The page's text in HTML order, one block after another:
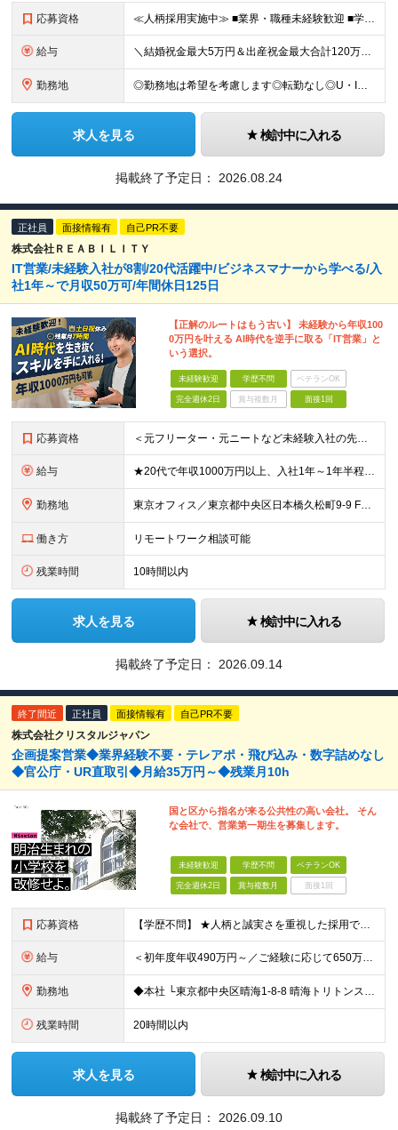
応募資格 ≪人柄採用実施中≫ ■業界・職種未経験歓迎 ■学歴不問 ■職歴や転職回数は一切不問 ■ブランクある方も相談可 ★育成前提の募集！ 今回の募集は事業拡大に伴う増員採用！ 欠員補充ではないため、 将来の
給与 ＼結婚祝金最大5万円＆出産祝金最大合計120万円！独自の手当をご用意／ 【東京】 月給28万700円～80万円＋歩合＋各種手当＋賞与年2回 【大阪】 月給26万8200円～80万円＋歩合＋各種手当＋
勤務地 ◎勤務地は希望を考慮します◎転勤なし◎U・Iターン歓迎 【本社】 大阪府大阪市西区京町堀１丁目１８−１５ 藤原ビル 2F ■以下、全国の各支店 ◎東北・関東エリア：仙台・千葉・東京第一（上野）・東
求人を見る 検討中に入れる
掲載終了予定日： 2026.08.24
正社員 面接情報有 自己PR不要
株式会社ＲＥＡＢＩＬＩＴＹ
IT営業/未経験入社が8割/20代活躍中/ビジネスマナーから学べる/入
社1年～で月収50万可/年間休日125日
【正解のルートはもう古い】 未経験から年収100
0万円を叶える AI時代を逆手に取る「IT営業」と
いう選択。
未経験歓迎 学歴不問 ベテランOK
完全週休2日 賞与複数月 面接1回
応募資格 ＜元フリーター・元ニートなど未経験入社の先輩が活躍中！＞ ＜未経験歓迎！スキルや経歴、ブランクなども一切問いません！＞ ■学歴不問 ■第二新卒歓迎 営業としてのビジネスマナーは入社後にちゃんと教えま
給与 ★20代で年収1000万円以上、入社1年～1年半程度で月収50万円の事例あり ★役職に応じてベース給与アップ 月給23万円〜＋各種手当 ※経験・スキルなどを考慮して決定します。 ※上記には固定残業代
勤務地 東京オフィス／東京都中央区日本橋久松町9-9 FRAME日本橋7F ※原則転居を伴う転勤はありません。 (変更の範囲)上記を除く当社関連勤務地
働き方 リモートワーク相談可能
残業時間 10時間以内
求人を見る 検討中に入れる
掲載終了予定日： 2026.09.14
終了間近 正社員 面接情報有 自己PR不要
株式会社クリスタルジャパン
企画提案営業◆業界経験不要・テレアポ・飛び込み・数字詰めなし
◆官公庁・UR直取引◆月給35万円～◆残業月10h
国と区から指名が来る公共性の高い会社。 そん
な会社で、営業第一期生を募集します。
未経験歓迎 学歴不問 ベテランOK
完全週休2日 賞与複数月 面接1回
応募資格 【学歴不問】 ★人柄と誠実さを重視した採用です ◆社会人経験が1年以上ある方 ◆営業経験をお持ちの方は優遇します（法人・個人、業界・商材は不問） ※業界知識・建築知識は不要です。入社後に案件と先輩
給与 ＜初年度年収490万円～／ご経験に応じて650万円以上も想定＞ ◆月給35万円～65万円＋賞与年2回（7月・12月） 【なぜこの給与を払えるのか】 UR都市機構様・日本郵政様・官公庁との直取引で中間
勤務地 ◆本社 └東京都中央区晴海1-8-8 晴海トリトンスクエアオフィスタワー W棟16F ＼＼オフィスタワー内には商業施設が多数併設／／ カフェやレストラン、コンビニやスーパー、 100円ショップなど様
残業時間 20時間以内
求人を見る 検討中に入れる
掲載終了予定日： 2026.09.10